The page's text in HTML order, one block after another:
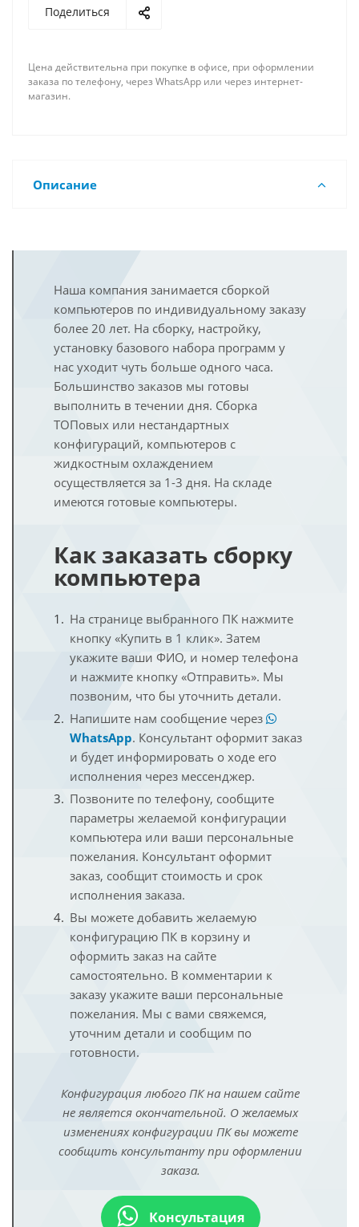
Поделиться
Цена действительна при покупке в офисе, при оформлении
заказа по телефону, через WhatsApp или через интернет-
магазин.
Описание
Наша компания занимается сборкой
компьютеров по индивидуальному заказу
более 20 лет. На сборку, настройку,
установку базового набора программ у
нас уходит чуть больше одного часа.
Большинство заказов мы готовы
выполнить в течении дня. Сборка
ТОПовых или нестандартных
конфигураций, компьютеров с
жидкостным охлаждением
осуществляется за 1-3 дня. На складе
имеются готовые компьютеры.
Как заказать сборку
компьютера
На странице выбранного ПК нажмите
кнопку «Купить в 1 клик». Затем
укажите ваши ФИО, и номер телефона
и нажмите кнопку «Отправить». Мы
позвоним, что бы уточнить детали.
Напишите нам сообщение через
WhatsApp. Консультант оформит заказ
и будет информировать о ходе его
исполнения через мессенджер.
Позвоните по телефону, сообщите
параметры желаемой конфигурации
компьютера или ваши персональные
пожелания. Консультант оформит
заказ, сообщит стоимость и срок
исполнения заказа.
Вы можете добавить желаемую
конфигурацию ПК в корзину и
оформить заказ на сайте
самостоятельно. В комментарии к
заказу укажите ваши персональные
пожелания. Мы с вами свяжемся,
уточним детали и сообщим по
готовности.
Конфигурация любого ПК на нашем сайте
не является окончательной. О желаемых
изменениях конфигурации ПК вы можете
сообщить консультанту при оформлении
заказа.
Консультация